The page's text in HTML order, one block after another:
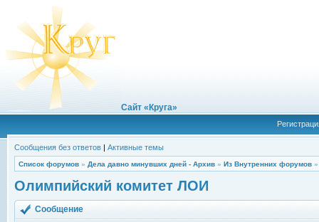
Сайт «Круга»
Сообщения без ответов | Активные темы
Список форумов » Дела давно минувших дней - Архив » Из Внутренних форумов
Олимпийский комитет ЛОИ
Сообщение